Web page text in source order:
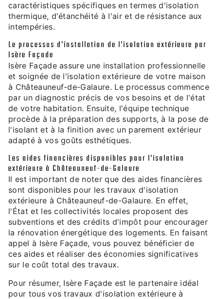
caractéristiques spécifiques en termes d'isolation
thermique, d'étanchéité à l'air et de résistance aux
intempéries.
Le processus d'installation de l'isolation extérieure par
Isère Façade
Isère Façade assure une installation professionnelle
et soignée de l'isolation extérieure de votre maison
à Châteauneuf-de-Galaure. Le processus commence
par un diagnostic précis de vos besoins et de l'état
de votre habitation. Ensuite, l'équipe technique
procède à la préparation des supports, à la pose de
l'isolant et à la finition avec un parement extérieur
adapté à vos goûts esthétiques.
Les aides financières disponibles pour l'isolation
extérieure à Châteauneuf-de-Galaure
Il est important de noter que des aides financières
sont disponibles pour les travaux d'isolation
extérieure à Châteauneuf-de-Galaure. En effet,
l'État et les collectivités locales proposent des
subventions et des crédits d'impôt pour encourager
la rénovation énergétique des logements. En faisant
appel à Isère Façade, vous pouvez bénéficier de
ces aides et réaliser des économies significatives
sur le coût total des travaux.
Pour résumer, Isère Façade est le partenaire idéal
pour tous vos travaux d'isolation extérieure à